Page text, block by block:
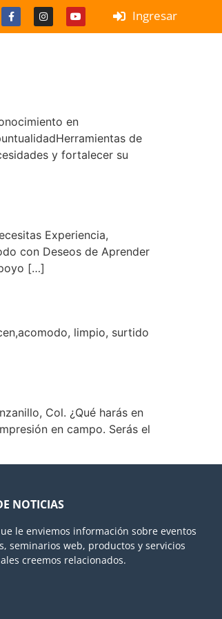
Ingresar
en
de
y fortalecer su
Experiencia,
con Deseos de Aprender
[…]
limpio, surtido
Col. ¿Qué harás en
en campo. Serás el
NOTICIAS
le enviemos información sobre eventos
seminarios web, productos y servicios
creemos relacionados.